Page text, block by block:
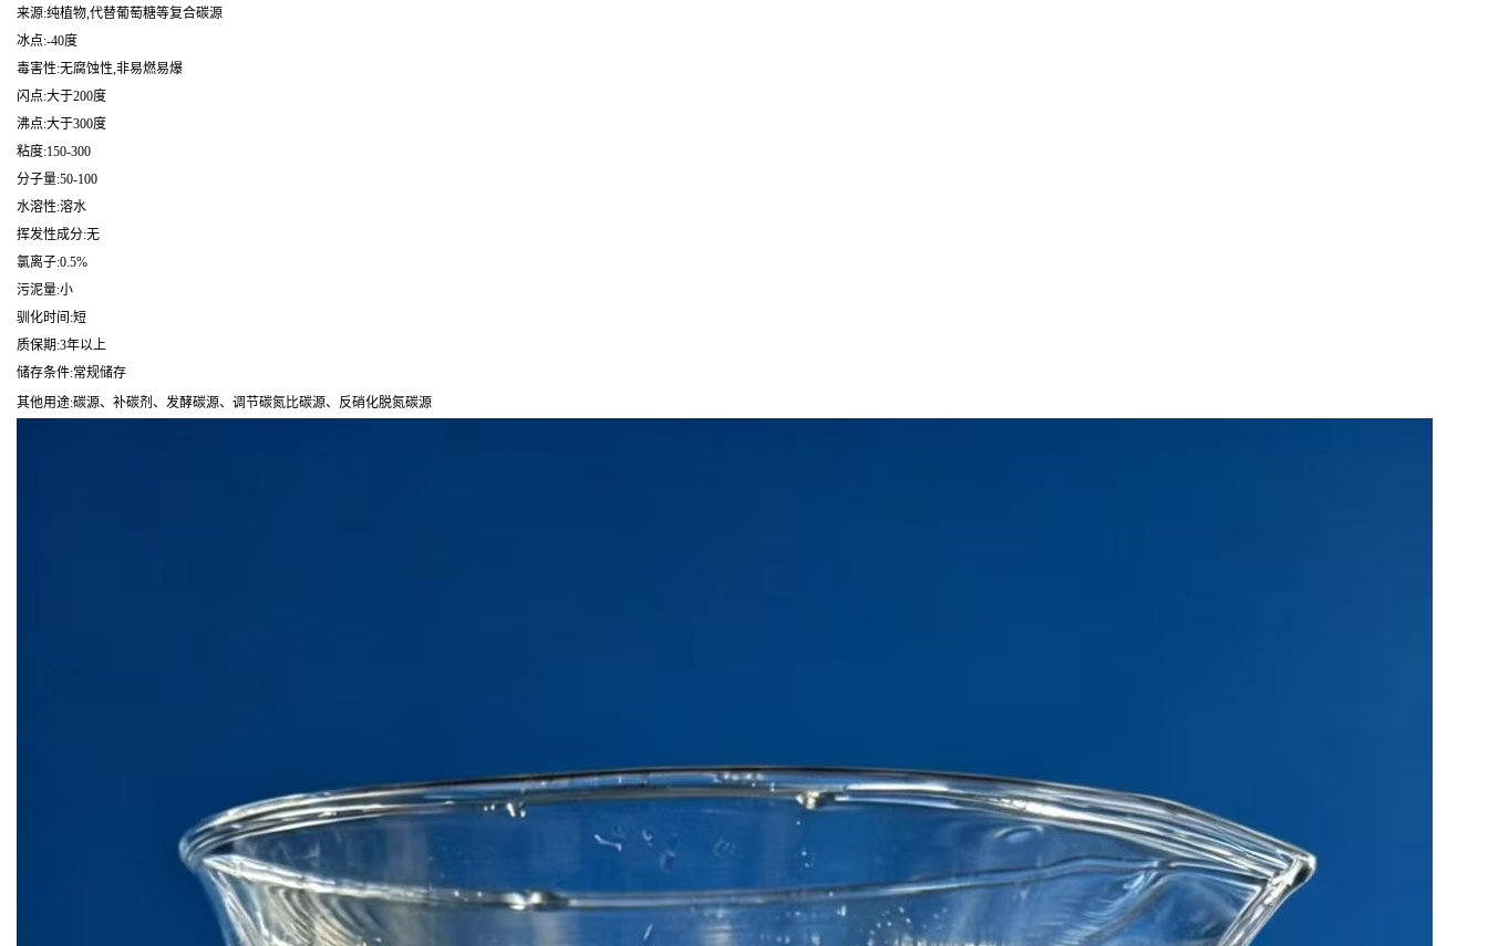
来源:纯植物,代替葡萄糖等复合碳源
冰点:-40度
毒害性:无腐蚀性,非易燃易爆
闪点:大于200度
沸点:大于300度
粘度:150-300
分子量:50-100
水溶性:溶水
挥发性成分:无
氯离子:0.5%
污泥量:小
驯化时间:短
质保期:3年以上
储存条件:常规储存
其他用途:碳源、补碳剂、发酵碳源、调节碳氮比碳源、反硝化脱氮碳源